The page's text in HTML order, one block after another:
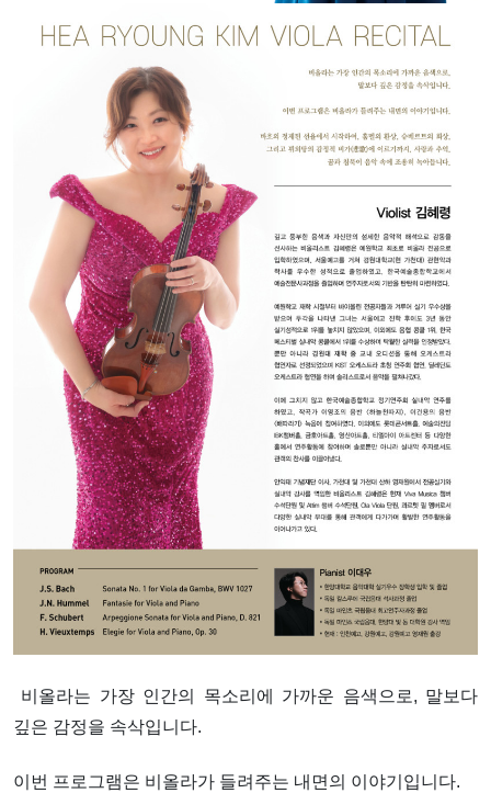
비올라는 가장 인간의 목소리에 가까운 음색으로, 말보다
깊은 감정을 속삭입니다.
이번 프로그램은 비올라가 들려주는 내면의 이야기입니다.